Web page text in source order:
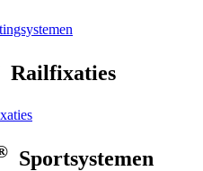
Railfixaties
Sportsystemen